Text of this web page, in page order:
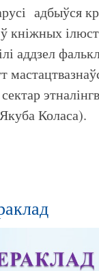
адбыўся
кніжных
аддзел
Коласа).